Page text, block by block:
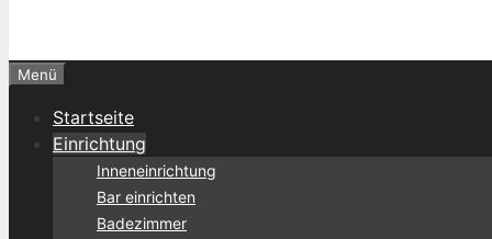
Menü
Startseite
Einrichtung
Inneneinrichtung
Bar einrichten
Badezimmer